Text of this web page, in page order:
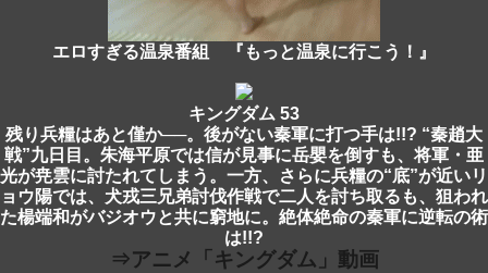
エロすぎる温泉番組 『もっと温泉に行こう！』
キングダム 53
残り兵糧はあと僅か──。後がない秦軍に打つ手は!!? “秦趙大
戦”九日目。朱海平原では信が見事に岳嬰を倒すも、将軍・亜
光が尭雲に討たれてしまう。一方、さらに兵糧の“底”が近いリ
ョウ陽では、犬戎三兄弟討伐作戦で二人を討ち取るも、狙われ
た楊端和がバジオウと共に窮地に。絶体絶命の秦軍に逆転の術
は!!?
⇒アニメ「キングダム」動画